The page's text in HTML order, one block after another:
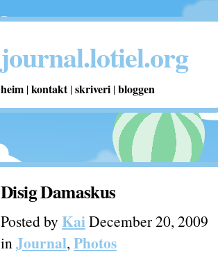
journal.lotiel.org
heim |kontakt|skriveri |bloggen
Disig Damaskus
Posted by KaiDecember 20, 2009
inJournal,Photos